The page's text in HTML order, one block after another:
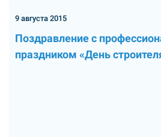
9 августа 2015
Поздравление с
праздником «День